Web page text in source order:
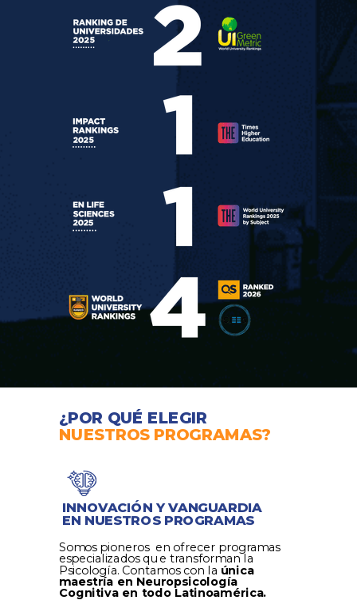
¿POR QUÉ ELEGIR
NUESTROS PROGRAMAS?
INNOVACIÓN YVANGUARDIA
EN NUESTROS PROGRAMAS
Somos pioneros en ofrecer programas
especializados que transforman la
Psicología. Contamos con la única
maestría en Neuropsicología
Cognitiva en todo Latinoamérica.